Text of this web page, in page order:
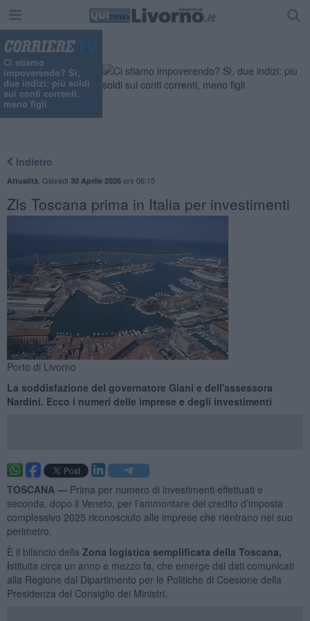
Ci stiamo
impoverendo? Sì,
due indizi: più soldi
sui conti correnti,
meno figli
Indietro
Attualità Giovedì 30 Aprile 2026ore 06:15
Zls Toscana prima in Italia per investimenti
Porto di Livorno
La soddisfazione del governatore Giani e dell'assessora
Nardini. Ecco i numeri delle imprese e degli investimenti
TOSCANA — Prima per numero di investimenti effettuati e
seconda, dopo il Veneto, per l’ammontare del credito d’imposta
complessivo 2025 riconosciuto alle imprese che rientrano nel suo
perimetro.
È il bilancio della Zona logistica semplificata della Toscana,
istituita circa un anno e mezzo fa, che emerge dai dati comunicati
alla Regione dal Dipartimento per le Politiche di Coesione della
Presidenza del Consiglio dei Ministri.